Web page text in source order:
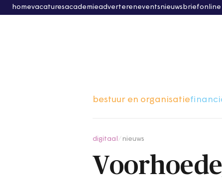
homevacaturesacademieadvertereneventsnieuwsbriefonline
bestuur en organisatie
digitaal nieuws